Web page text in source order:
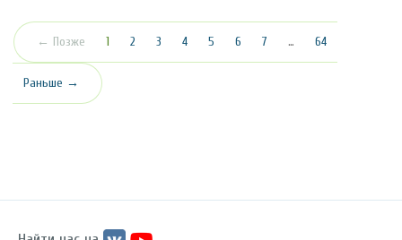
← Позже 1 (текущая)
2 3 4 5 6 7 … 64
Раньше →